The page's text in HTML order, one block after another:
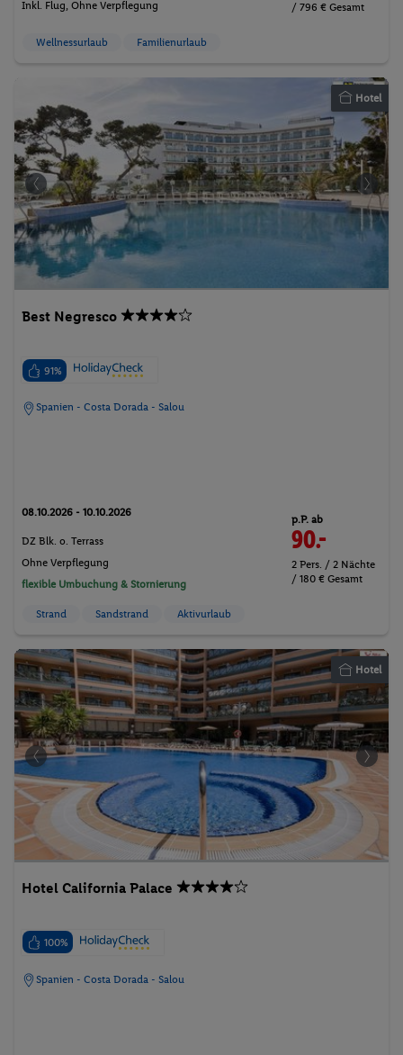
Inkl. Flug, Ohne Verpflegung
/ 796 € Gesamt
Wellnessurlaub Familienurlaub
Hotel
Best Negresco
91%
Spanien - Costa Dorada - Salou
08.10.2026 - 10.10.2026
DZ Blk. o. Terrass
Ohne Verpflegung
flexible Umbuchung & Stornierung
p.P. ab
90.-
2 Pers. / 2 Nächte
/ 180 € Gesamt
Strand Sandstrand Aktivurlaub
Hotel
Hotel California Palace
100%
Spanien - Costa Dorada - Salou